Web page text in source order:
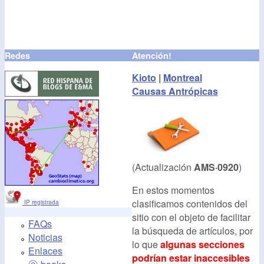
Redes
IP registrada
FAQs
Noticias
Enlaces
Atención!
Kioto | Montreal
Causas Antrópicas
(Actualización AMS·0920)
En estos momentos
clasificamos contenidos del
sitio con el objeto de facilitar
la búsqueda de artículos, por
lo quealgunas secciones
podrían estar inaccesibles